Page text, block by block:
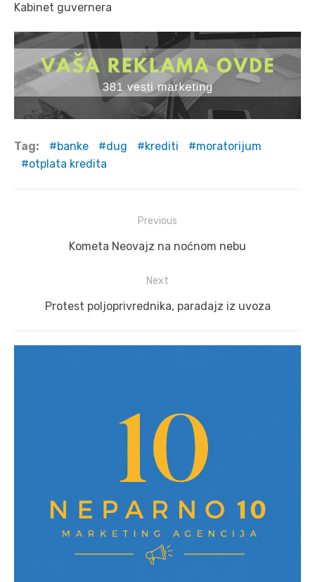
Kabinet guvernera
Tag: banke dug krediti
moratorijum
otplata kredita
navigation
Previous
Previous
Kometa Neovajz na noćnom nebu
Next
Next
Protest poljoprivrednika, paradajz iz uvoza